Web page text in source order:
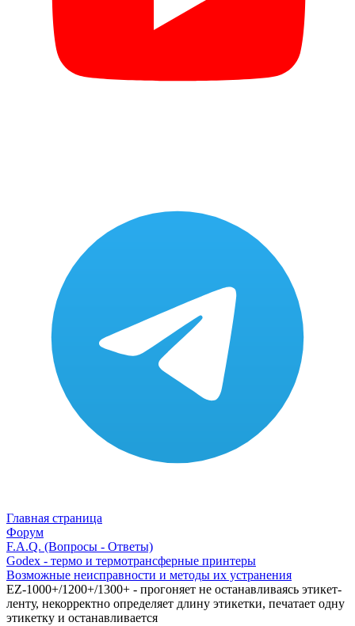
Главная страница
Форум
F.A.Q. (Вопросы - Ответы)
Godex - термо и термотрансферные принтеры
Возможные неисправности и методы их устранения
EZ-1000+/1200+/1300+ - прогоняет не останавливаясь этикет-
ленту, некорректно определяет длину этикетки, печатает одну
этикетку и останавливается